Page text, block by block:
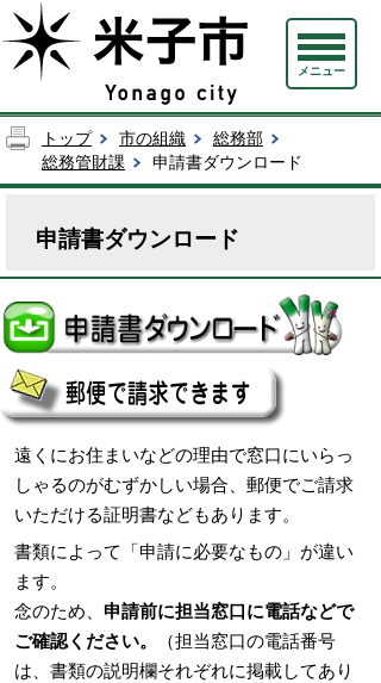
メニュー
トップ 市の組織
総務部
総務管財課
申請書ダウンロード
申請書ダウンロード
遠くにお住まいなどの理由で窓口にいらっ
しゃるのがむずかしい場合、郵便でご請求
いただける証明書などもあります。
書類によって「申請に必要なもの」が違い
ます。
念のため、 申請前に担当窓口に電話などで
ご確認ください。
（担当窓口の電話番号
は、書類の説明欄それぞれに掲載してあり